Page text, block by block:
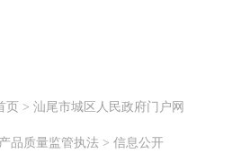
页 > 汕尾市城区人民政府门户网
产品质量监管执法 > 信息公开